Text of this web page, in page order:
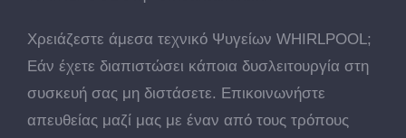
Χρειάζεστε άμεσα τεχνικό Ψυγείων WHIRLPOOL;
Εάν έχετε διαπιστώσει κάποια δυσλειτουργία στη
συσκευή σας μη διστάσετε. Επικοινωνήστε
απευθείας μαζί μας με έναν από τους τρόπους